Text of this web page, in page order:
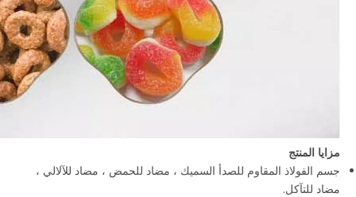
مزايا المنتج
جسم الفولاذ المقاوم للصدأ السميك ، مضاد للحمض ، مضاد للآلالي ،
مضاد للتآكل.